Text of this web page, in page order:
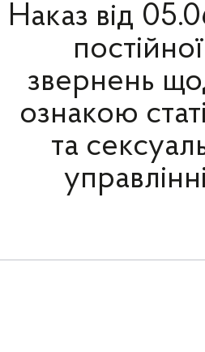
Наказ від
звернень
ознакою
та